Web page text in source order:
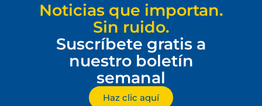
Noticias que importan.
Sin ruido.
Suscríbete gratis a
nuestro boletín
semanal
Haz clic aquí